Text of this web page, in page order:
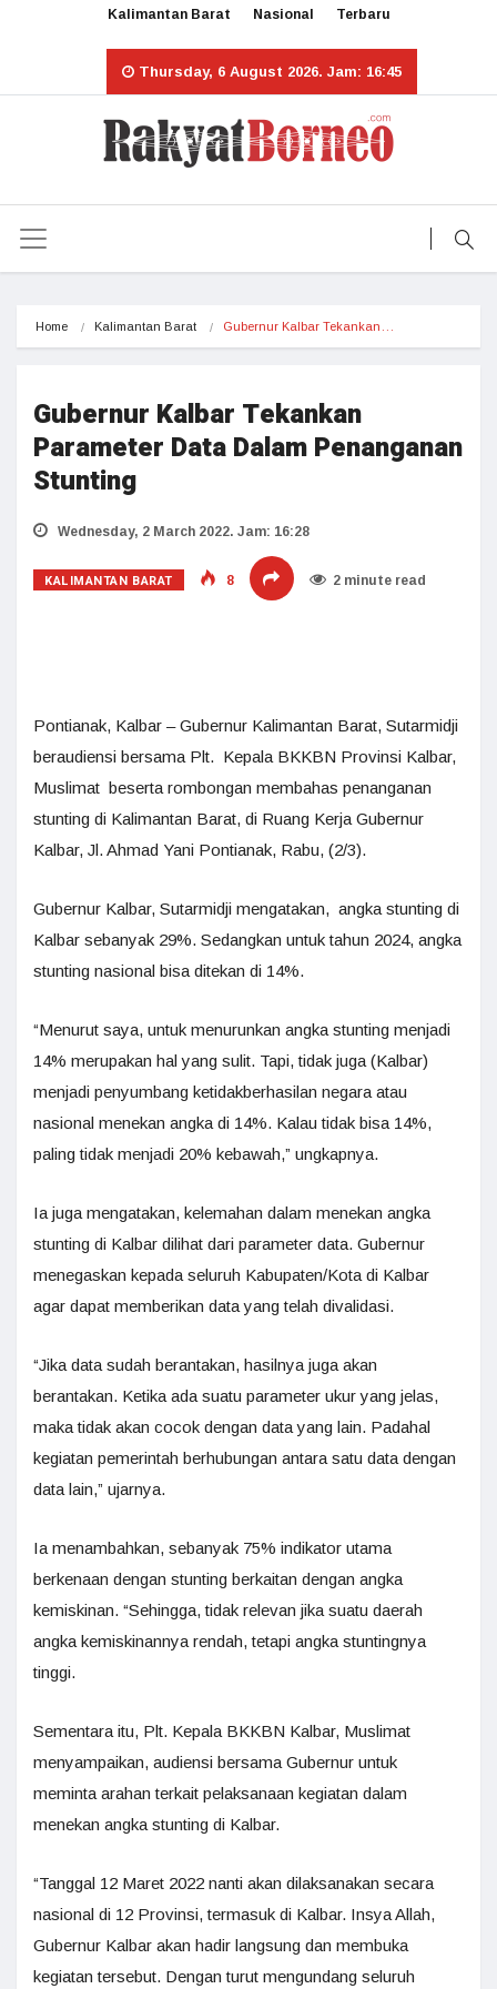
Kalimantan Barat Nasional Terbaru
Thursday, 6 August 2026. Jam: 16:45
Home Kalimantan Barat Gubernur Kalbar Tekankan…
Gubernur Kalbar Tekankan
Parameter Data Dalam Penanganan
Stunting
Wednesday, 2 March 2022. Jam: 16:28
KALIMANTAN BARAT 8 2 minute read
Pontianak, Kalbar – Gubernur Kalimantan Barat, Sutarmidji
beraudiensi bersama Plt. Kepala BKKBN Provinsi Kalbar,
Muslimat beserta rombongan membahas penanganan
stunting di Kalimantan Barat, di Ruang Kerja Gubernur
Kalbar, Jl. Ahmad Yani Pontianak, Rabu, (2/3).
Gubernur Kalbar, Sutarmidji mengatakan, angka stunting di
Kalbar sebanyak 29%. Sedangkan untuk tahun 2024, angka
stunting nasional bisa ditekan di 14%.
“Menurut saya, untuk menurunkan angka stunting menjadi
14% merupakan hal yang sulit. Tapi, tidak juga (Kalbar)
menjadi penyumbang ketidakberhasilan negara atau
nasional menekan angka di 14%. Kalau tidak bisa 14%,
paling tidak menjadi 20% kebawah,” ungkapnya.
Ia juga mengatakan, kelemahan dalam menekan angka
stunting di Kalbar dilihat dari parameter data. Gubernur
menegaskan kepada seluruh Kabupaten/Kota di Kalbar
agar dapat memberikan data yang telah divalidasi.
“Jika data sudah berantakan, hasilnya juga akan
berantakan. Ketika ada suatu parameter ukur yang jelas,
maka tidak akan cocok dengan data yang lain. Padahal
kegiatan pemerintah berhubungan antara satu data dengan
data lain,” ujarnya.
Ia menambahkan, sebanyak 75% indikator utama
berkenaan dengan stunting berkaitan dengan angka
kemiskinan. “Sehingga, tidak relevan jika suatu daerah
angka kemiskinannya rendah, tetapi angka stuntingnya
tinggi.
Sementara itu, Plt. Kepala BKKBN Kalbar, Muslimat
menyampaikan, audiensi bersama Gubernur untuk
meminta arahan terkait pelaksanaan kegiatan dalam
menekan angka stunting di Kalbar.
“Tanggal 12 Maret 2022 nanti akan dilaksanakan secara
nasional di 12 Provinsi, termasuk di Kalbar. Insya Allah,
Gubernur Kalbar akan hadir langsung dan membuka
kegiatan tersebut. Dengan turut mengundang seluruh